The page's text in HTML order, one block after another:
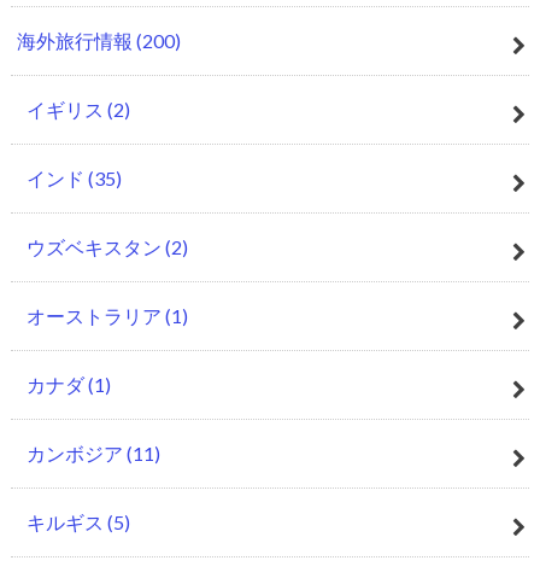
海外旅行情報 (200)
イギリス (2)
インド (35)
ウズベキスタン (2)
オーストラリア (1)
カナダ(1)
カンボジア (11)
キルギス (5)